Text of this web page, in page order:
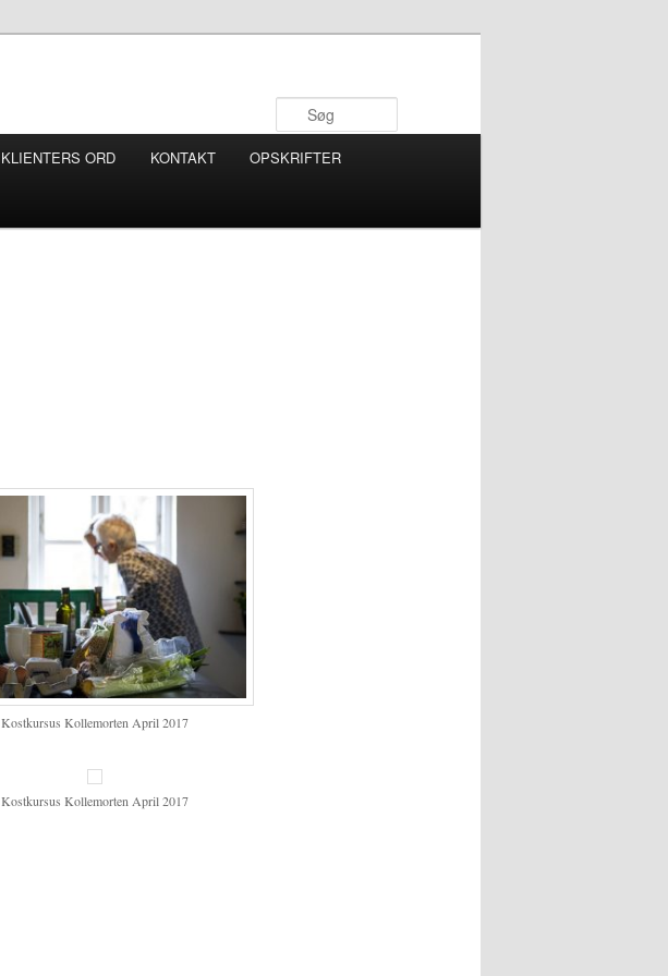
KLIENTERS ORD KONTAKT OPSKRIFTER
Kostkursus Kollemorten April 2017
Kostkursus Kollemorten April 2017